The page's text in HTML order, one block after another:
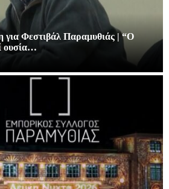
για Φεστιβάλ Παραμυθιάς | “Ο
ουσία…